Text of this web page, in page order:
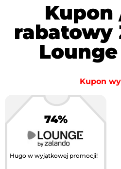
Kupon
rabatowy
Lounge
Kupon
74%
Hugo w wyjątkowej promocji!